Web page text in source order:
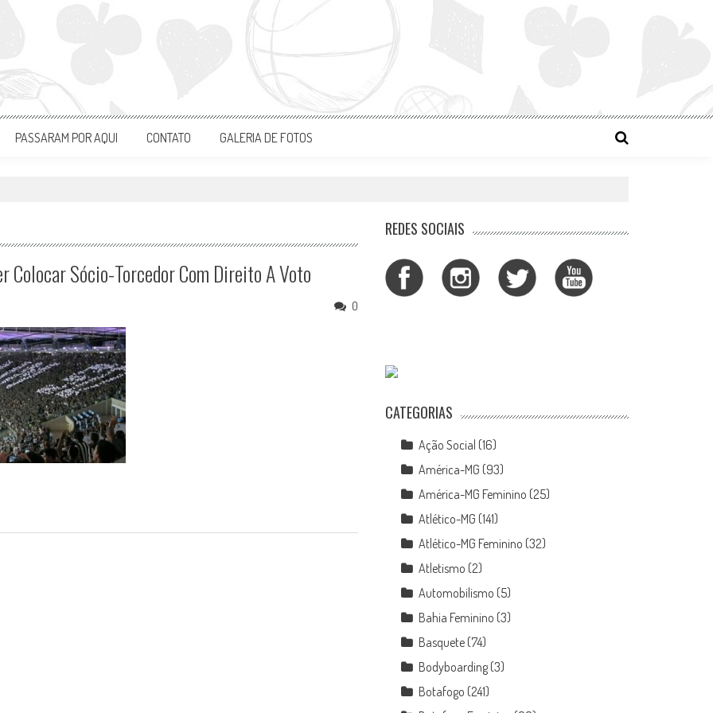
PASSARAM POR AQUI CONTATO GALERIA DE FOTOS
Colocar Sócio-Torcedor Com Direito A Voto
0
REDES SOCIAIS
CATEGORIAS
Ação Social (16)
América-MG (93)
América-MG Feminino (25)
Atlético-MG (141)
Atlético-MG Feminino (32)
Atletismo (2)
Automobilismo (5)
Bahia Feminino (3)
Basquete (74)
Bodyboarding (3)
Botafogo (241)